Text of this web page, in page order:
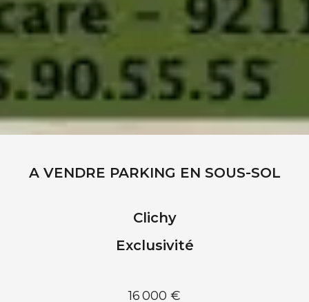
A VENDRE PARKING EN SOUS-SOL
Clichy
Exclusivité
16 000 €